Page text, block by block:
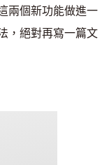
兩個新功能做進一
，絕對再寫一篇文